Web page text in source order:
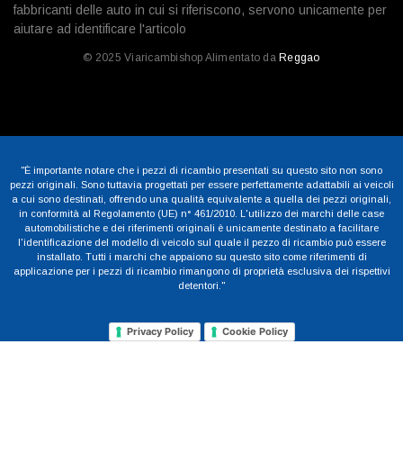
fabbricanti delle auto in cui si riferiscono, servono unicamente per
aiutare ad identificare l'articolo
© 2025 Viaricambishop Alimentato da Reggao
"È importante notare che i pezzi di ricambio presentati su questo sito non sono
pezzi originali. Sono tuttavia progettati per essere perfettamente adattabili ai veicoli
a cui sono destinati, offrendo una qualità equivalente a quella dei pezzi originali,
in conformità al Regolamento (UE) n° 461/2010. L'utilizzo dei marchi delle case
automobilistiche e dei riferimenti originali è unicamente destinato a facilitare
l'identificazione del modello di veicolo sul quale il pezzo di ricambio può essere
installato. Tutti i marchi che appaiono su questo sito come riferimenti di
applicazione per i pezzi di ricambio rimangono di proprietà esclusiva dei rispettivi
detentori."
Privacy Policy Cookie Policy